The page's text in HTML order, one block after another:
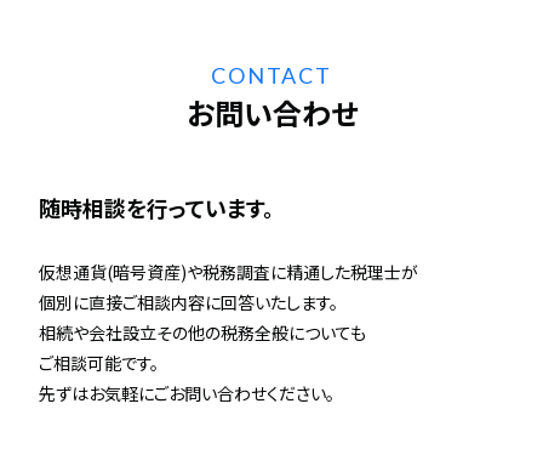
CONTACT
お問い合わせ
随時相談を行っています。
仮想通貨(暗号資産)や税務調査に精通した税理士が
個別に直接ご相談内容に回答いたします。
相続や会社設立その他の税務全般についても
ご相談可能です。
先ずはお気軽にごお問い合わせください。